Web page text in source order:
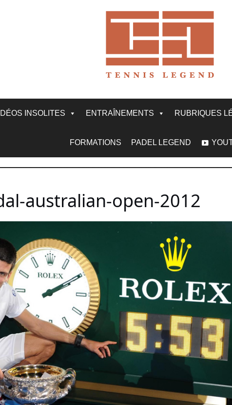
INSOLITES ENTRAÎNEMENTS RUBRIQUES
FORMATIONS PADEL LEGEND
australian-open-2012